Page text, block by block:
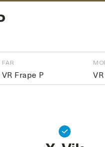
FAR
VR Frape P